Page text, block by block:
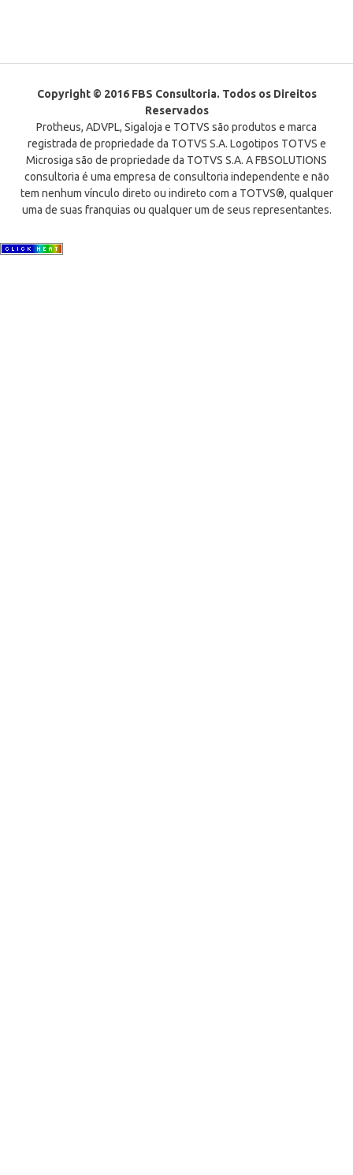
Copyright © 2016 FBS Consultoria. Todos os Direitos
Reservados
Protheus, ADVPL, Sigaloja e TOTVS são produtos e marca
registrada de propriedade da TOTVS S.A. Logotipos TOTVS e
Microsiga são de propriedade da TOTVS S.A. A FBSOLUTIONS
consultoria é uma empresa de consultoria independente e não
tem nenhum vínculo direto ou indireto com a TOTVS®, qualquer
uma de suas franquias ou qualquer um de seus representantes.